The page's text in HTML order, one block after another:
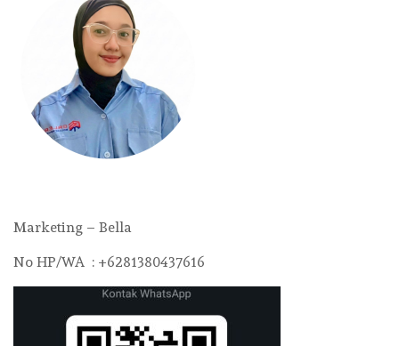
Marketing – Bella
No HP/WA : +6281380437616